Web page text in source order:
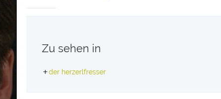
Zu sehen in
der herzerlfresser